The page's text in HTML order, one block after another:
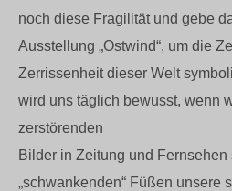
noch diese Fragilität und gebe
Ausstellung „Ostwind“, um die
Zerrissenheit dieser Welt
wird uns täglich bewusst, wenn
zerstörenden
Bilder in Zeitung und Fernsehen
„schwankenden“ Füßen unsere